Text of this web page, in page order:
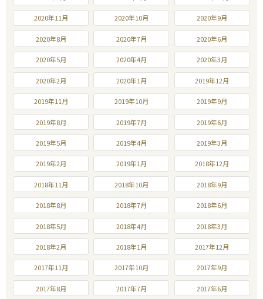
2020年11月 2020年10月 2020年9月
2020年8月 2020年7月 2020年6月
2020年5月 2020年4月 2020年3月
2020年2月 2020年1月 2019年12月
2019年11月 2019年10月 2019年9月
2019年8月 2019年7月 2019年6月
2019年5月 2019年4月 2019年3月
2019年2月 2019年1月 2018年12月
2018年11月 2018年10月 2018年9月
2018年8月 2018年7月 2018年6月
2018年5月 2018年4月 2018年3月
2018年2月 2018年1月 2017年12月
2017年11月 2017年10月 2017年9月
2017年8月 2017年7月 2017年6月